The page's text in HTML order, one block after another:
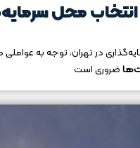
محل
در تهران، توجه به
ضروری است